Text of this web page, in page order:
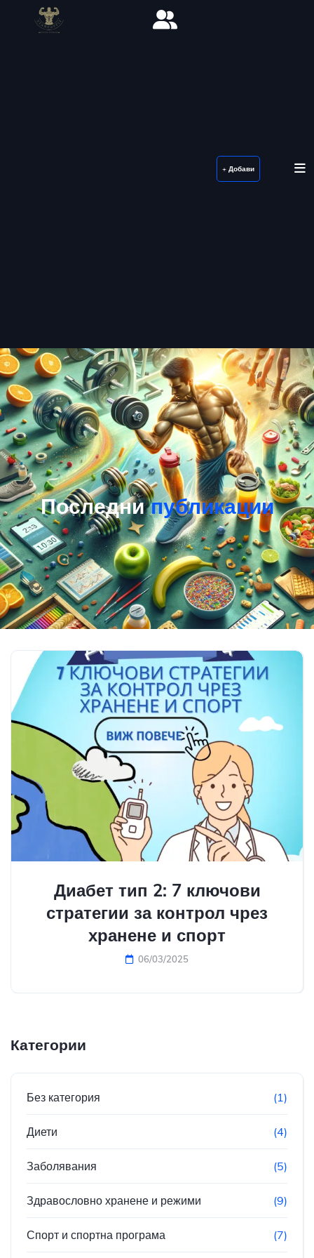
+ Добави
Последнипубликации
Диабет тип 2: 7 ключови
стратегии за контрол чрез
хранене и спорт
06/03/2025
Категории
Без категория (1)
Диети (4)
Заболявания (5)
Здравословно хранене и режими (9)
Спорт и спортна програма (7)